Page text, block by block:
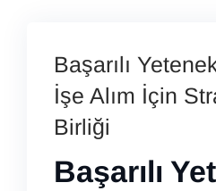
Başarılı
İşe Alım İçin
Birliği
Başarılı